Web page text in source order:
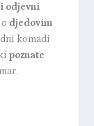
odjevni
djedovim
komadi
poznate